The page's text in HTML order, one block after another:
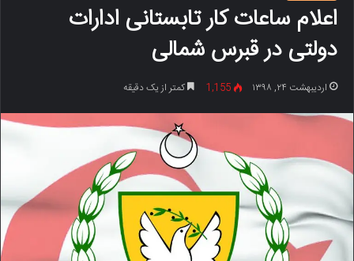
اعلام ساعات کار تابستانی ادارات
دولتی در قبرس شمالی
اردیبهشت ۲۴, ۱۳۹۸ 1,155 کمتر از یک دقیقه